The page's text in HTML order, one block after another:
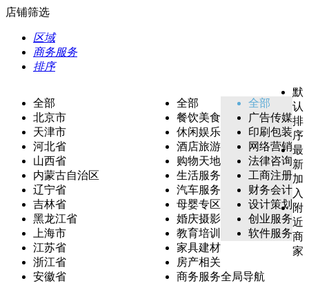
店铺筛选
区域
商务服务
排序
全部
北京市
天津市
河北省
山西省
内蒙古自治区
辽宁省
吉林省
黑龙江省
上海市
江苏省
浙江省
安徽省
全部
餐饮美食
休闲娱乐
酒店旅游
购物天地
生活服务
汽车服务
母婴专区
婚庆摄影
教育培训
家具建材
房产相关
商务服务
全部
广告传媒
印刷包装
网络营销
法律咨询
工商注册
财务会计
设计策划
创业服务
软件服务
默
认
排
序
最
新
加
入
附
近
商
家
全局导航